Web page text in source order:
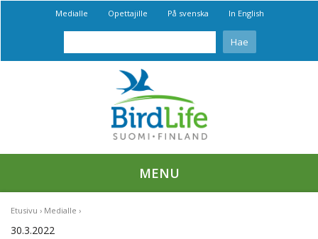
Medialle Opettajille På svenska In English
MENU
Etusivu Medialle
30.3.2022